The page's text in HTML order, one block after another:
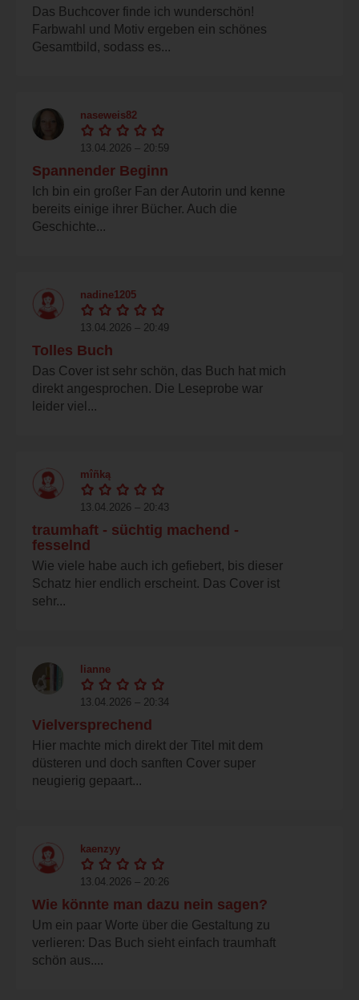
Das Buchcover finde ich wunderschön!
Farbwahl und Motiv ergeben ein schönes
Gesamtbild, sodass es...
naseweis82
13.04.2026 – 20:59
Spannender Beginn
Ich bin ein großer Fan der Autorin und kenne
bereits einige ihrer Bücher. Auch die
Geschichte...
nadine1205
13.04.2026 – 20:49
Tolles Buch
Das Cover ist sehr schön, das Buch hat mich
direkt angesprochen. Die Leseprobe war
leider viel...
mîñką
13.04.2026 – 20:43
traumhaft - süchtig machend -
fesselnd
Wie viele habe auch ich gefiebert, bis dieser
Schatz hier endlich erscheint. Das Cover ist
sehr...
lianne
13.04.2026 – 20:34
Vielversprechend
Hier machte mich direkt der Titel mit dem
düsteren und doch sanften Cover super
neugierig gepaart...
kaenzyy
13.04.2026 – 20:26
Wie könnte man dazu nein sagen?
Um ein paar Worte über die Gestaltung zu
verlieren: Das Buch sieht einfach traumhaft
schön aus....